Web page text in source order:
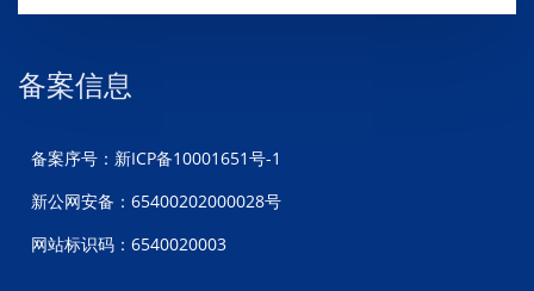
备案信息
备案序号：新ICP备10001651号-1
新公网安备：65400202000028号
网站标识码：6540020003